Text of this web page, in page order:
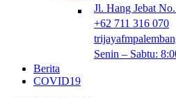
Jl. Hang Jebat
+62 711 316 070
Senin – Sabtu:
Berita
COVID19